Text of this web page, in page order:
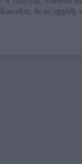
de ne aggódj,